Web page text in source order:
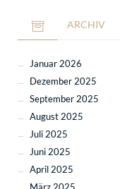
ARCHIV
Januar 2026
Dezember 2025
September 2025
August 2025
Juli 2025
Juni 2025
April 2025